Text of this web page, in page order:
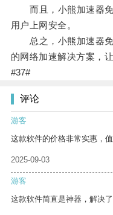
而且，小熊加速器免
用户上网安全。
总之，小熊加速器免
的网络加速解决方案，
#37#
评论
游客
这款软件的价格非常实惠，值
2025-09-03
游客
这款软件简直是神器，解决了